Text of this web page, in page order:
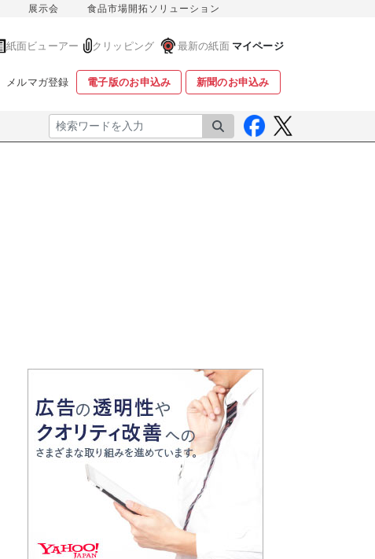
展示会 食品市場開拓ソリューション
紙面ビューアー クリッピング 最新の紙面 マイページ
メルマガ登録 電子版のお申込み 新聞のお申込み
検索